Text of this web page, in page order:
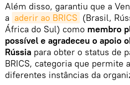
Além disso, garantiu que a
a aderir ao BRICS (Brasil,
África do Sul) como membro
possível e agradeceu o apoio
Rússia para obter o status de
BRICS, categoria que permite
diferentes instâncias da